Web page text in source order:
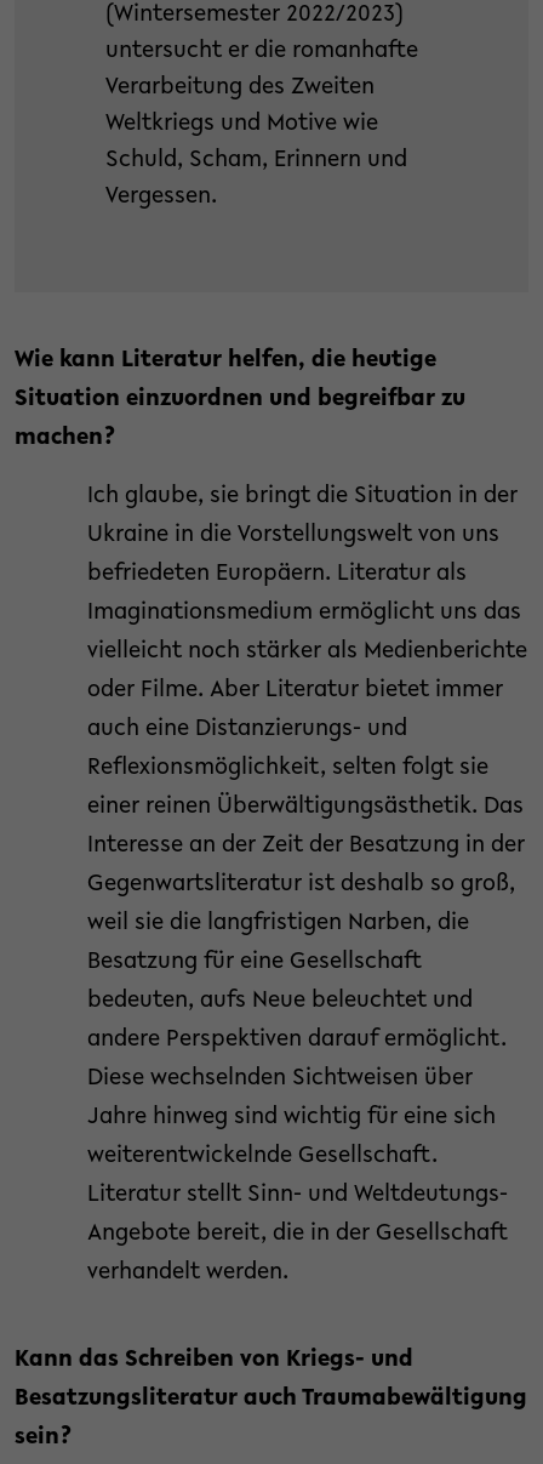
(Wintersemester 2022/2023)
untersucht er die romanhafte
Verarbeitung des Zweiten
Weltkriegs und Motive wie
Schuld, Scham, Erinnern und
Vergessen.
Wie kann Literatur helfen, die heutige
Situation einzuordnen und begreifbar zu
machen?
Ich glaube, sie bringt die Situation in der
Ukraine in die Vorstellungswelt von uns
befriedeten Europäern. Literatur als
Imaginationsmedium ermöglicht uns das
vielleicht noch stärker als Medienberichte
oder Filme. Aber Literatur bietet immer
auch eine Distanzierungs- und
Reflexionsmöglichkeit, selten folgt sie
einer reinen Überwältigungsästhetik. Das
Interesse an der Zeit der Besatzung in der
Gegenwartsliteratur ist deshalb so groß,
weil sie die langfristigen Narben, die
Besatzung für eine Gesellschaft
bedeuten, aufs Neue beleuchtet und
andere Perspektiven darauf ermöglicht.
Diese wechselnden Sichtweisen über
Jahre hinweg sind wichtig für eine sich
weiterentwickelnde Gesellschaft.
Literatur stellt Sinn- und Weltdeutungs-
Angebote bereit, die in der Gesellschaft
verhandelt werden.
Kann das Schreiben von Kriegs- und
Besatzungsliteratur auch Traumabewältigung
sein?